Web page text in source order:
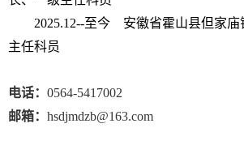
2025.12--至今 安徽省霍山县但家庙
主任科员
电话： 0564-5417002
邮箱： hsdjmdzb@163.com